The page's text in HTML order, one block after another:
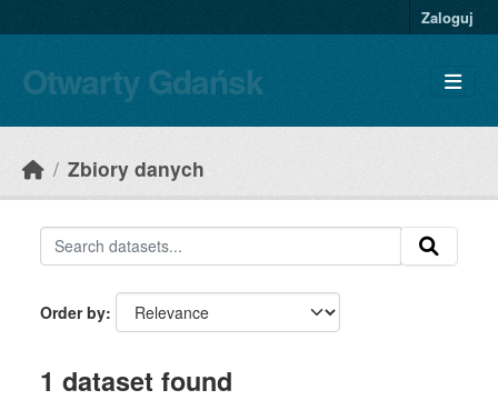
Zaloguj
Otwarty Gdańsk
Zbiory danych
Order by
1 dataset found